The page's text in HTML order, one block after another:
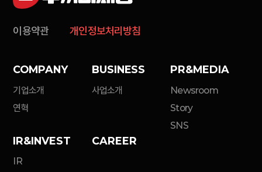
이용약관 개인정보처리방침
COMPANY
기업소개
연혁
BUSINESS
사업소개
PR&MEDIA
Newsroom
Story
SNS
IR&INVEST
IR
CAREER